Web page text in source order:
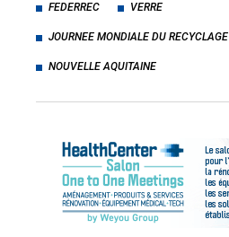
FEDERREC VERRE
JOURNEE MONDIALE DU RECYCLAGE
NOUVELLE AQUITAINE